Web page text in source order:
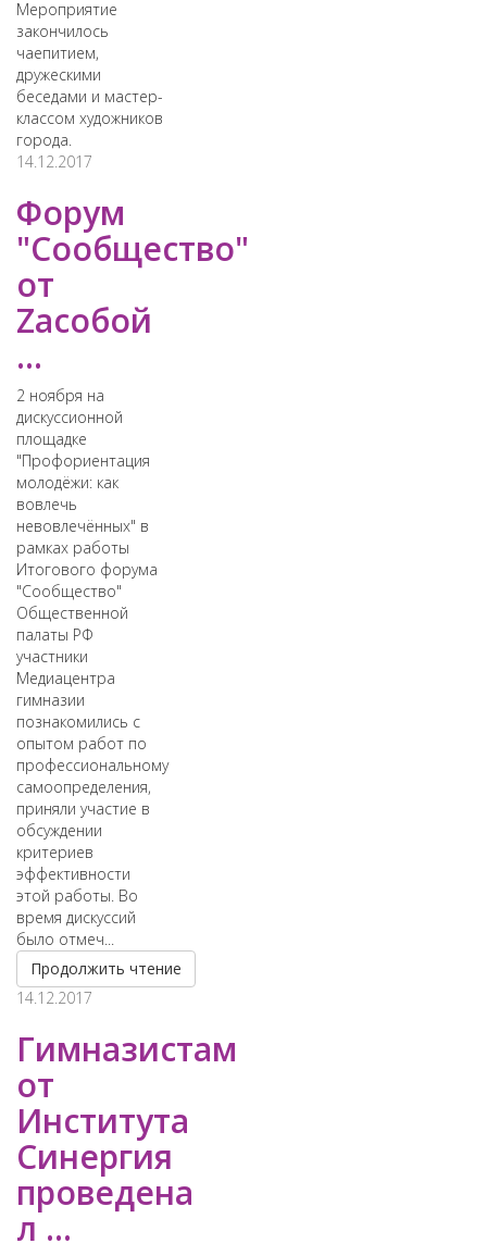
Мероприятие
закончилось
чаепитием,
дружескими
беседами и мастер-
классом художников
города.
14.12.2017
Форум
"Сообщество"
от
Zaсобой
...
2 ноября на
дискуссионной
площадке
"Профориентация
молодёжи: как
вовлечь
невовлечённых" в
рамках работы
Итогового форума
"Сообщество"
Общественной
палаты РФ
участники
Медиацентра
гимназии
познакомились с
опытом работ по
профессиональному
самоопределения,
приняли участие в
обсуждении
критериев
эффективности
этой работы. Во
время дискуссий
было отмеч...
Продолжить чтение
14.12.2017
Гимназистам
от
Института
Синергия
проведена
л ...